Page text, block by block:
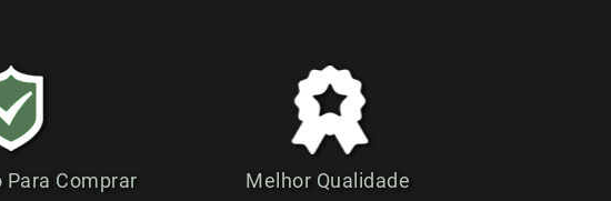
Para Comprar Melhor Qualidade